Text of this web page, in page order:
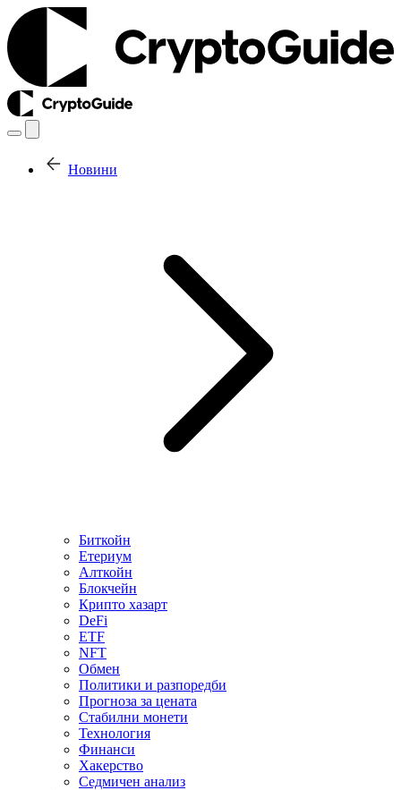
Новини
Биткойн
Етериум
Алткойн
Блокчейн
Крипто хазарт
DeFi
ETF
NFT
Обмен
Политики и разпоредби
Прогноза за цената
Стабилни монети
Технология
Финанси
Хакерство
Седмичен анализ